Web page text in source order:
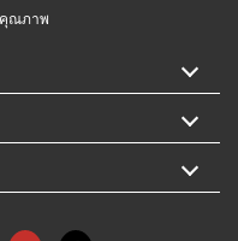
ณภาพ